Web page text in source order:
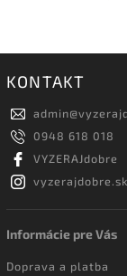
KONTAKT
admin@
0948 618 018
VYZERAJdobre
vyzerajdobre.sk
Informácie pre Vás
Doprava a platba